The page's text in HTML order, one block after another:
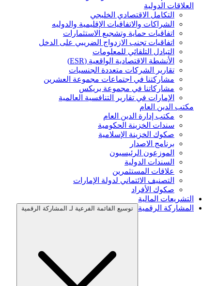
العلاقات الدولية
التكامل الاقتصادي الخليجي
الشراكات والاتفاقيات الإقليمية والدوليه
اتفاقيات حماية وتشجيع الاستثمارات
اتفاقيات تجنب الازدواج الضريبي على الدخل
التبادل التلقائي للمعلومات
الأنشطة الاقتصادية الواقعية (ESR)
تقارير الشركات متعددة الجنسيات
مشاركتنا في اجتماعات مجموعة العشرين
مشاركاتنا في مجموعة بريكس
الإمارات في تقارير التنافسية العالمية
مكتب الدين العام
مكتب إدارة الدين العام
سندات الخزينة الحكومية
صكوك الخزينة الإسلامية
برنامج الاصدار
الموزعون الرئيسيون
السندات الدولية
علاقات المستثمرين
التصنيف الائتماني لدولة الإمارات
صكوك الأفراد
التشريعات المالية
المشاركة الرقمية
توسيع القائمة الفرعية لـ المشاركة الرقمية